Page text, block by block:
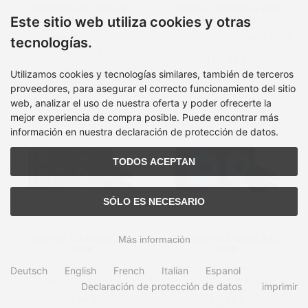
carcasa de ordenador
Mini Tower Negro
Tiempo de entrega:
inventario, 2-4 dias
56,93 €
Tower Negro
Chieftec ICEBERG 240
Tiempo de entrega:en
inventario, 2-4 dias
Chieftec ICEBERG 240
Tiempo de entrega:
inventario, 2-4 dias
Este sitio web utiliza cookies y otras
tecnologías.
Utilizamos cookies y tecnologías similares, también de terceros
proveedores, para asegurar el correcto funcionamiento del sitio
web, analizar el uso de nuestra oferta y poder ofrecerte la
mejor experiencia de compra posible. Puede encontrar más
información en nuestra declaración de protección de datos.
TODOS ACEPTAN
SÓLO ES NECESARIO
Más información
Deutsch English French Italian
Espanol
Declaración de protección de datos
imprimir